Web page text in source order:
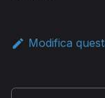
Modifica